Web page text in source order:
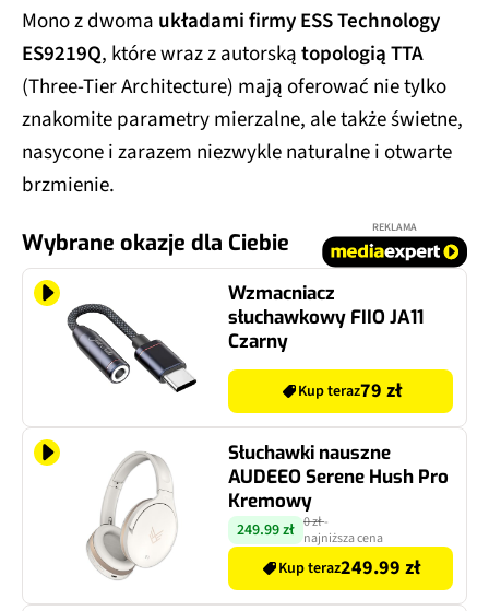
Mono z dwoma układami firmy ESS Technology
ES9219Q , które wraz z autorskątopologią TTA
(Three-Tier Architecture) mają oferować nie tylko
znakomite parametry mierzalne, ale także świetne,
nasycone i zarazem niezwykle naturalne i otwarte
brzmienie.
Wybrane okazje dla Ciebie
REKLAMA
Wzmacniacz
słuchawkowy FIIO JA11
Czarny
Kup teraz79 zł
Słuchawki nauszne
AUDEEO Serene Hush Pro
Kremowy
249.99 zł 0 zł
najniższa cena
Kup teraz249.99 zł